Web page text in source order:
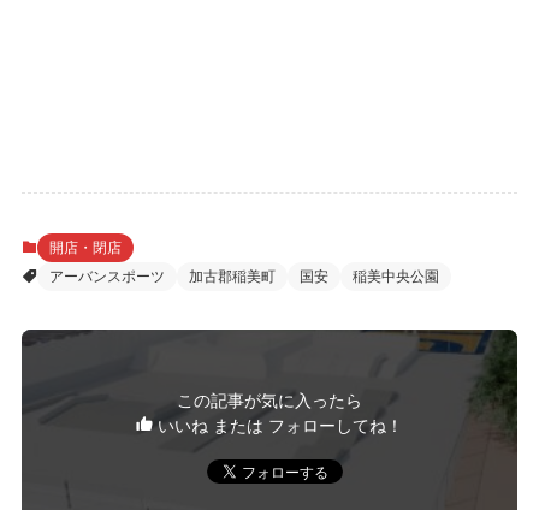
開店・閉店
アーバンスポーツ
加古郡稲美町 国安 稲美中央公園
この記事が気に入ったら
いいね または フォローしてね！